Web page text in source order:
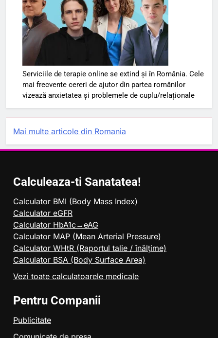
Serviciile de terapie online se extind și în România. Cele
mai frecvente cereri de ajutor din partea românilor
vizează anxietatea și problemele de cuplu/relaționale
Mai multe articole din Romania
Calculeaza-ti Sanatatea!
Calculator BMI (Body Mass Index)
Calculator eGFR
Calculator HbA1c→eAG
Calculator MAP (Mean Arterial Pressure)
Calculator WHtR (Raportul talie / înălțime)
Calculator BSA (Body Surface Area)
Vezi toate calculatoarele medicale
Pentru Companii
Publicitate